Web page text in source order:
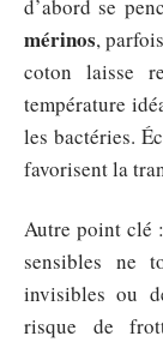
d’abord se
mérinos, parfois
coton laisse
température
les bactéries.
favorisent la
Autre point clé
sensibles ne
invisibles ou
risque de